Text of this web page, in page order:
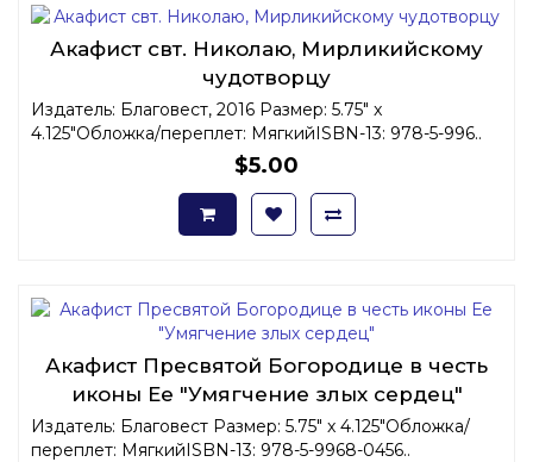
Акафист свт. Николаю, Мирликийскому
чудотворцу
Издатель: Благовест, 2016 Размер: 5.75" x
4.125"Обложка/переплет: МягкийISBN-13: 978-5-996..
$5.00
Акафист Пресвятой Богородице в честь
иконы Ее "Умягчение злых сердец"
Издатель: Благовест Размер: 5.75" x 4.125"Обложка/
переплет: МягкийISBN-13: 978-5-9968-0456..